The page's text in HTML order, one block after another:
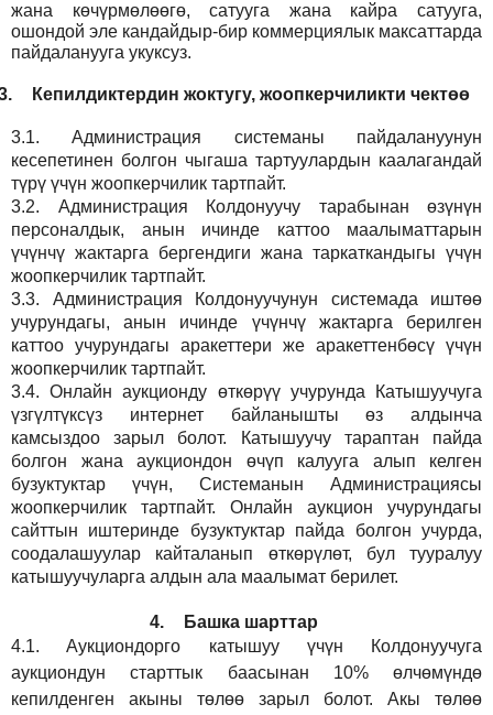
жана көчүрмөлөөгө, сатууга жана кайра сатууга,
ошондой эле кандайдыр-бир коммерциялык максаттарда
пайдаланууга укуксуз.
Кепилдиктердин жоктугу, жоопкерчиликти чектөө
3.1.Администрация системаны пайдалануунун
кесепетинен болгон чыгаша тартуулардын каалагандай
түрү үчүн жоопкерчилик тартпайт.
3.2. Администрация
Колдонуучу тарабынан өзүнүн
персоналдык, анын ичинде каттоо маалыматтарын
үчүнчү жактарга бергендиги жана таркаткандыгы үчүн
жоопкерчилик тартпайт.
3.3. Администрация Колдонуучунун системада иштөө
учурундагы, анын ичинде үчүнчү жактарга берилген
каттоо учурундагы аракеттери же аракеттенбөсү үчүн
жоопкерчилик тартпайт.
3.4.Онлайн аукционду өткөрүү учурунда Катышуучуга
үзгүлтүксүз интернет байланышты өз алдынча
камсыздоозарыл болот.
Катышуучу тараптан пайда
болгон жана аукциондон өчүп калууга алып келген
бузуктуктар үчүн, Системанын Администрациясы
жоопкерчилик тартпайт. Онлайн аукцион учурундагы
сайттын иштеринде бузуктуктар пайда болгон учурда,
соодалашуулар кайталанып өткөрүлөт, бул тууралуу
катышуучуларга алдын ала маалымат берилет.
4.
Башка шарттар
4.1.
Аукциондорго катышуу үчүн Колдонуучуга
аукциондун старттык баасынан 10% өлчөмүндө
кепилденген акыны төлөө зарыл болот. Акы төлөө